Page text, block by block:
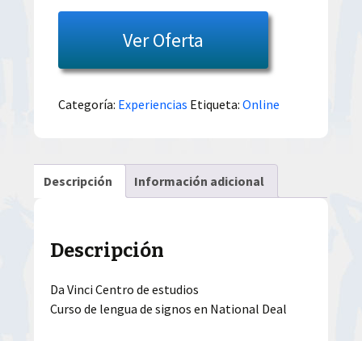
era:
90.00€.
es:
39.00€.
Ver Oferta
Categoría: Experiencias Etiqueta:Online
Descripción Información adicional
Descripción
Da Vinci Centro de estudios
Curso de lengua de signos en National Deal